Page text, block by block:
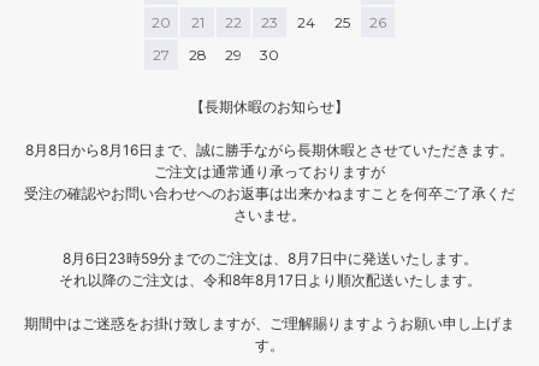
20
21 22 23 24 25
26
27
28 29 30
【長期休暇のお知らせ】
8月8日から8月16日まで、誠に勝手ながら長期休暇とさせていただきます。
ご注文は通常通り承っておりますが
受注の確認やお問い合わせへのお返事は出来かねますことを何卒ご了承くだ
さいませ。
8月6日23時59分までのご注文は、8月7日中に発送いたします。
それ以降のご注文は、令和8年8月17日より順次配送いたします。
期間中はご迷惑をお掛け致しますが、ご理解賜りますようお願い申し上げま
す。